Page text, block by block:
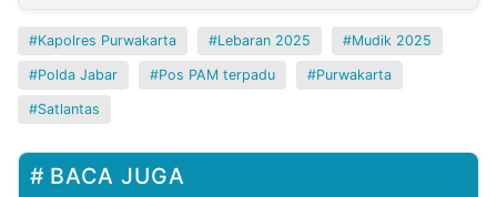
Kapolres Purwakarta Lebaran 2025 Mudik 2025
Polda Jabar Pos PAM terpadu Purwakarta
Satlantas
BACA JUGA